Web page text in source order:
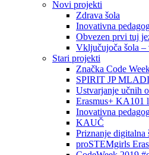
Novi projekti
Zdrava šola
Inovativna
Obvezen prvi tuj
Vključujoča šola
Stari projekti
Značka Code
SPIRIT JP
Ustvarjanje učnih
Erasmus+ KA101
Inovativna
KAUČ
Priznanje digitalna
proSTEMgirls